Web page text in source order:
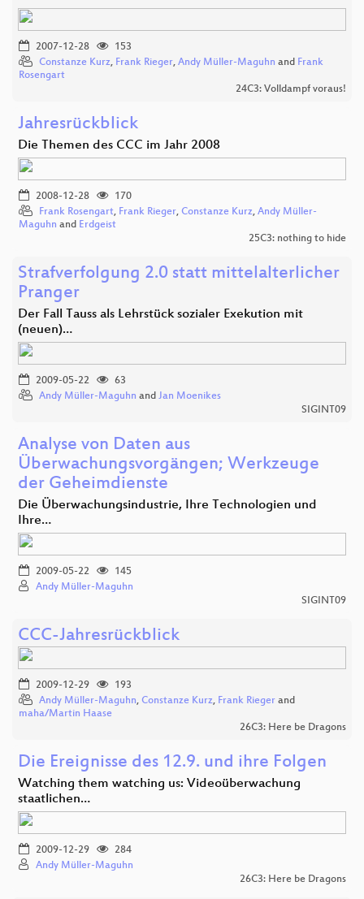
2007-12-28
153
Constanze Kurz, Frank Rieger, Andy Müller-Maguhn and Frank
Rosengart
24C3: Volldampf voraus!
Jahresrückblick
Die Themen des CCC im Jahr 2008
2008-12-28
170
Frank Rosengart, Frank Rieger, Constanze Kurz, Andy Müller-
Maguhn and Erdgeist
25C3: nothing to hide
Strafverfolgung 2.0 statt mittelalterlicher
Pranger
Der Fall Tauss als Lehrstück sozialer Exekution mit
(neuen)…
2009-05-22
63
Andy Müller-Maguhn and Jan Moenikes
SIGINT09
Analyse von Daten aus
Überwachungsvorgängen; Werkzeuge
der Geheimdienste
Die Überwachungsindustrie, Ihre Technologien und
Ihre…
2009-05-22
145
Andy Müller-Maguhn
SIGINT09
CCC-Jahresrückblick
2009-12-29
193
Andy Müller-Maguhn, Constanze Kurz, Frank Rieger and
maha/Martin Haase
26C3: Here be Dragons
Die Ereignisse des 12.9. und ihre Folgen
Watching them watching us: Videoüberwachung
staatlichen…
2009-12-29
284
Andy Müller-Maguhn
26C3: Here be Dragons